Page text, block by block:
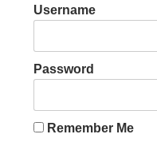
Username
Password
Remember Me